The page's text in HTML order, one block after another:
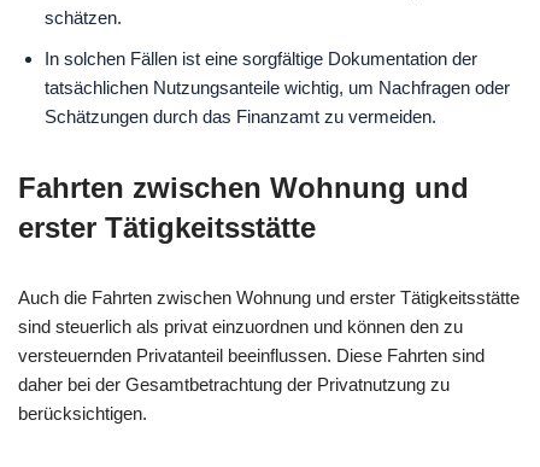
schätzen.
In solchen Fällen ist eine sorgfältige Dokumentation der
tatsächlichen Nutzungsanteile wichtig, um Nachfragen oder
Schätzungen durch das Finanzamt zu vermeiden.
Fahrten zwischen Wohnung und
erster Tätigkeitsstätte
Auch die Fahrten zwischen Wohnung und erster Tätigkeitsstätte
sind steuerlich als privat einzuordnen und können den zu
versteuernden Privatanteil beeinflussen. Diese Fahrten sind
daher bei der Gesamtbetrachtung der Privatnutzung zu
berücksichtigen.